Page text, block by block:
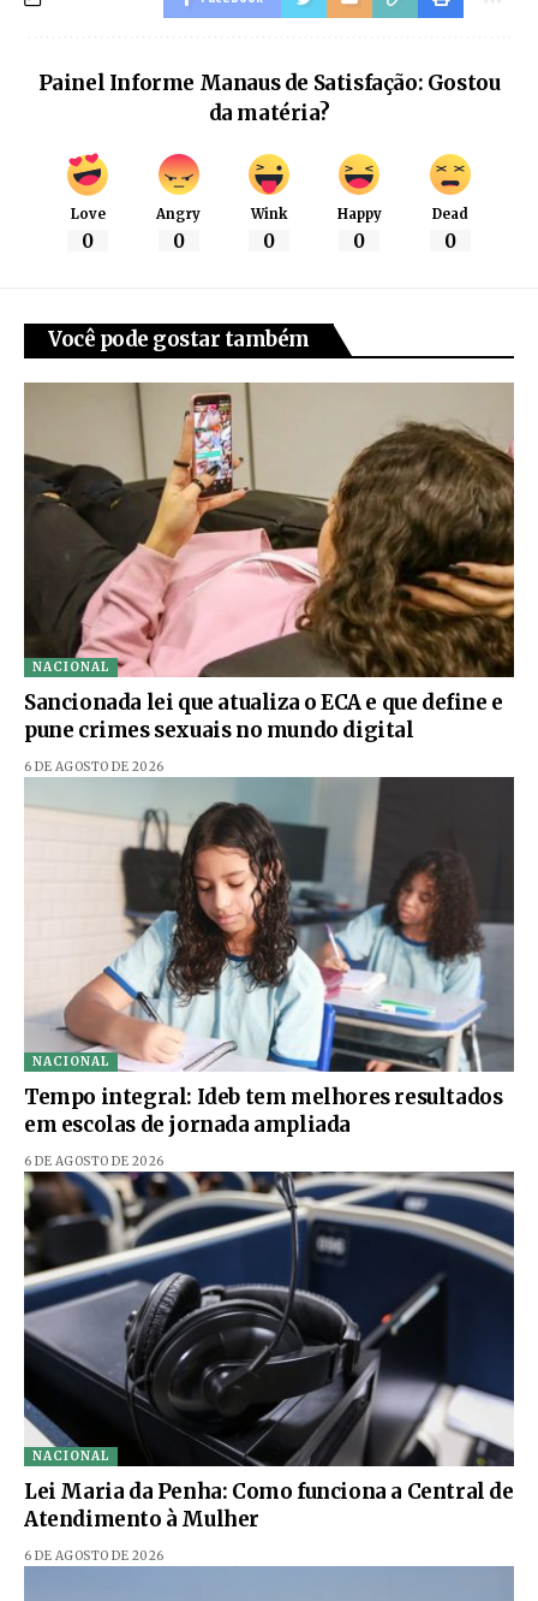
Painel Informe Manaus de Satisfação: Gostou
da matéria?
Love
0
Angry
0
Wink
0
Happy
0
Dead
0
Você pode gostar também
NACIONAL
Sancionada lei que atualiza o ECA e que define e
pune crimes sexuais no mundo digital
6 DE AGOSTO DE 2026
NACIONAL
Tempo integral: Ideb tem melhores resultados
em escolas de jornada ampliada
6 DE AGOSTO DE 2026
NACIONAL
Lei Maria da Penha: Como funciona a Central de
Atendimento à Mulher
6 DE AGOSTO DE 2026